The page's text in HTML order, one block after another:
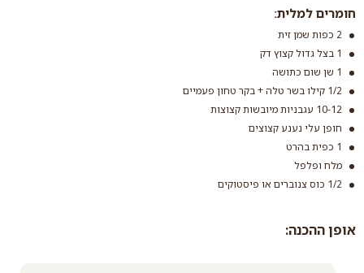
חומרים למלית:
2 כפות שמן זית
1 בצל גדול קצוץ דק
1 שן שום כתושה
1/2 קילו בשר טלה + בקר טחון פעמיים
10-12 עגבניות מיובשות קצוצות
חופן עלי נענע קצוצים
1 כפית בהרט
מלח ופלפל
1/2 כוס צנוברים או פיסטוקים
אופן ההכנה: